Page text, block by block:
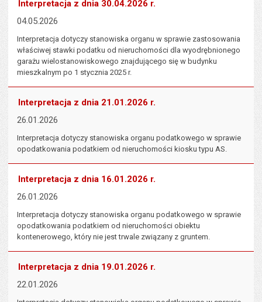
Interpretacja z dnia 30.04.2026 r.
04.05.2026
Interpretacja dotyczy stanowiska organu w sprawie zastosowania
właściwej stawki podatku od nieruchomości dla wyodrębnionego
garażu wielostanowiskowego znajdującego się w budynku
mieszkalnym po 1 stycznia 2025 r.
Interpretacja z dnia 21.01.2026 r.
26.01.2026
Interpretacja dotyczy stanowiska organu podatkowego w sprawie
opodatkowania podatkiem od nieruchomości kiosku typu AS.
Interpretacja z dnia 16.01.2026 r.
26.01.2026
Interpretacja dotyczy stanowiska organu podatkowego w sprawie
opodatkowania podatkiem od nieruchomości obiektu
kontenerowego, który nie jest trwale związany z gruntem.
Interpretacja z dnia 19.01.2026 r.
22.01.2026